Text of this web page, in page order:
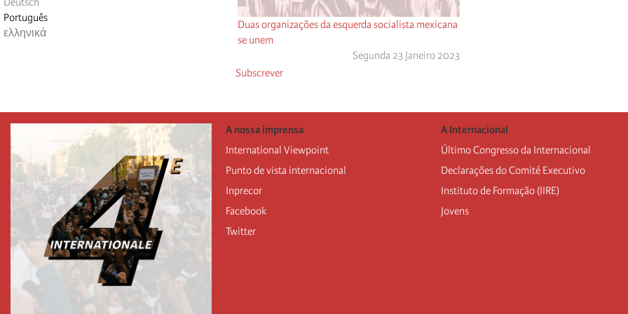
Português
ελληνικά
Duas organizações da esquerda socialista mexicana
se unem
Segunda 23 Janeiro 2023
Subscrever
A nossa imprensa
International Viewpoint
Punto de vista internacional
Inprecor
Facebook
Twitter
A Internacional
Último Congresso da Internacional
Declarações do Comité Executivo
Instituto de Formação (IIRE)
Jovens